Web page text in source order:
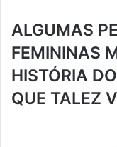
ALGUMAS
FEMININAS
HISTÓRIA
QUE TALEZ